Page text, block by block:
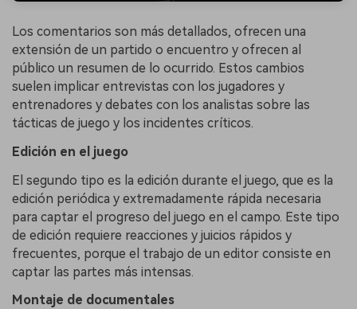
Los comentarios son más detallados, ofrecen una
extensión de un partido o encuentro y ofrecen al
público un resumen de lo ocurrido. Estos cambios
suelen implicar entrevistas con los jugadores y
entrenadores y debates con los analistas sobre las
tácticas de juego y los incidentes críticos.
Edición en el juego
El segundo tipo es la edición durante el juego, que es la
edición periódica y extremadamente rápida necesaria
para captar el progreso del juego en el campo. Este tipo
de edición requiere reacciones y juicios rápidos y
frecuentes, porque el trabajo de un editor consiste en
captar las partes más intensas.
Montaje de documentales